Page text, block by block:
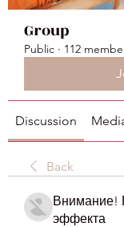
Group
Public · 112
Discussion
Back
Внимание!
эффекта